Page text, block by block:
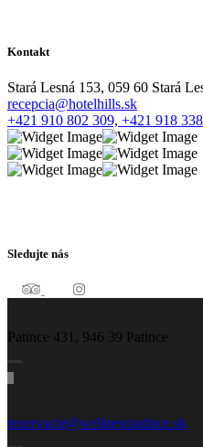
Kontakt
Stará Lesná 153, 059 60 Stará
recepcia@hotelhills.sk
+421 910 802 309, +421 918
Sledujte nás
Patince 431, 946 39 Patince
rezervacie@wellnesspatince.sk